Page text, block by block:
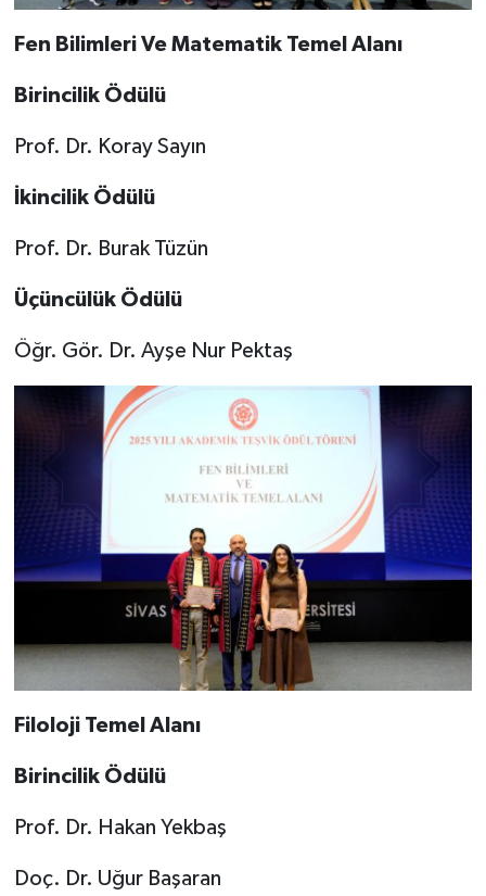
Fen Bilimleri Ve Matematik Temel Alanı
Birincilik Ödülü
Prof. Dr. Koray Sayın
İkincilik Ödülü
Prof. Dr. Burak Tüzün
Üçüncülük Ödülü
Öğr. Gör. Dr. Ayşe Nur Pektaş
Filoloji Temel Alanı
Birincilik Ödülü
Prof. Dr. Hakan Yekbaş
Doç. Dr. Uğur Başaran